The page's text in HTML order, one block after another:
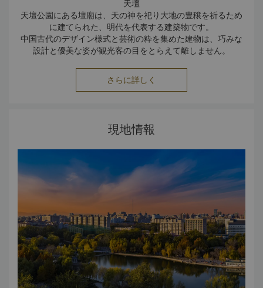
天壇
天壇公園にある壇廟は、天の神を祀り大地の豊穣を祈るため
に建てられた、明代を代表する建築物です。
中国古代のデザイン様式と芸術の粋を集めた建物は、巧みな
設計と優美な姿が観光客の目をとらえて離しません。
14年もの歳月（1407～1420）と延べ百万人の労働力をか
けて造られた紫禁城は世界最大の宮殿です。
1924年に最後の皇帝・溥儀が退去するまで、約5世紀にわた
って、国の政治の中心として、また24人の皇帝の住まいとし
中国国内を東西9つの省にまたがり8,850キロメートルにも
わたって延びる万里の長城は、人類最大の建造物のひとつに
も数えられています。この長城は、北方騎馬民族の襲来を防
かれました。
戦国時代の当初は各地で城壁が造られていましたが、中国統
一を成し遂げた秦の始皇帝によって長大な壁としてつなげら
れ、さらに明代にはより強固なものとして補強・整備され
て、現在に至ります。
天安門広場
さらに詳しく
現地情報